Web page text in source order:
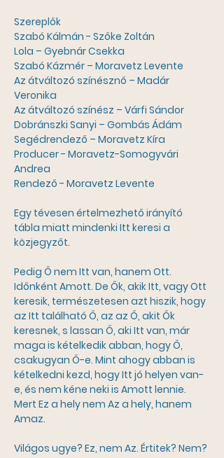
Szereplők
Szabó Kálmán - Szőke Zoltán
Lola – Gyebnár Csekka
Szabó Kázmér – Moravetz Levente
Az átváltozó színésznő – Madár
Veronika
Az átváltozó színész – Várfi Sándor
Dobránszki Sanyi – Gombás Ádám
Segédrendező – Moravetz Kíra
Producer - Moravetz-Somogyvári
Andrea
Rendező - Moravetz Levente
Egy tévesen értelmezhető irányító
tábla miatt mindenki Itt keresi a
közjegyzőt.
Pedig Ő nem Itt van, hanem Ott.
Időnként Amott. De Ők, akik Itt, vagy Ott
keresik, természetesen azt hiszik, hogy
az Itt található Ő, az az Ő, akit Ők
keresnek, s lassan Ő, aki Itt van, már
maga is kételkedik abban, hogy Ő,
csakugyan Ő-e. Mint ahogy abban is
kételkedni kezd, hogy Itt jó helyen van-
e, és nem kéne neki is Amott lennie.
Mert Ez a hely nem Az a hely, hanem
Amaz.
Világos ugye? Ez, nem Az. Értitek? Nem?